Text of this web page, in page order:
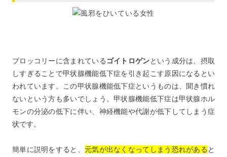
ブロッコリーに含まれている ゴイトロゲンという成分は、摂取
しすぎることで甲状腺機能低下症を引き起こす原因になるとい
われています。この甲状腺機能低下症というものは、聞き慣れ
ないという方も多いでしょう。甲状腺機能低下症は甲状腺ホル
モンの分泌の低下に伴い、神経機能や代謝が低下してしまう症
状です。
簡単に説明をすると、 元気が出なくなってしまう恐れがある と